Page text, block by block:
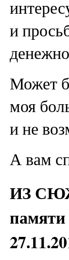
и
Может
моя
и не
А вам
ИЗ
памяти